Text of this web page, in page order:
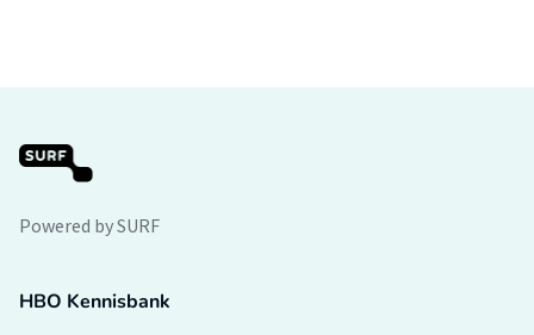
Powered by SURF
HBO Kennisbank